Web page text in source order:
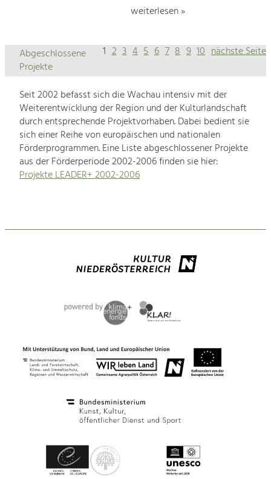
weiterlesen »
1 2 3 4 5 6 7 8 9 10 nächste Seite
Abgeschlossene
Projekte
Seit 2002 befasst sich die Wachau intensiv mit der
Weiterentwicklung der Region und der Kulturlandschaft
durch entsprechende Projektvorhaben. Dabei bedient sie
sich einer Reihe von europäischen und nationalen
Förderprogrammen. Eine Liste abgeschlossener Projekte
aus der Förderperiode 2002-2006 finden sie hier:
Projekte LEADER+ 2002-2006